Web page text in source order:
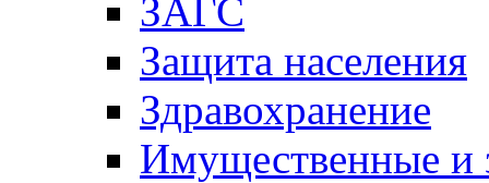
ЗАГС
Защита населения
Здравохранение
Имущественные и